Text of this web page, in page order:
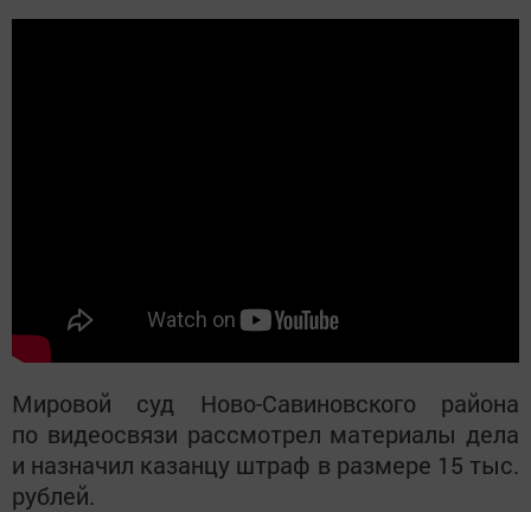
Мировой суд Ново-Савиновского района
по видеосвязи рассмотрел материалы дела
и назначил казанцу штраф в размере 15 тыс.
рублей.